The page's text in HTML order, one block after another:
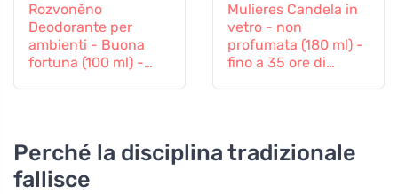
Rozvoněno
Deodorante per
ambienti - Buona
fortuna (100 ml) -
Mulieres Candela in
vetro - non
profumata (180 ml) -
fino a 35 ore di
Perché la disciplina tradizionale
fallisce